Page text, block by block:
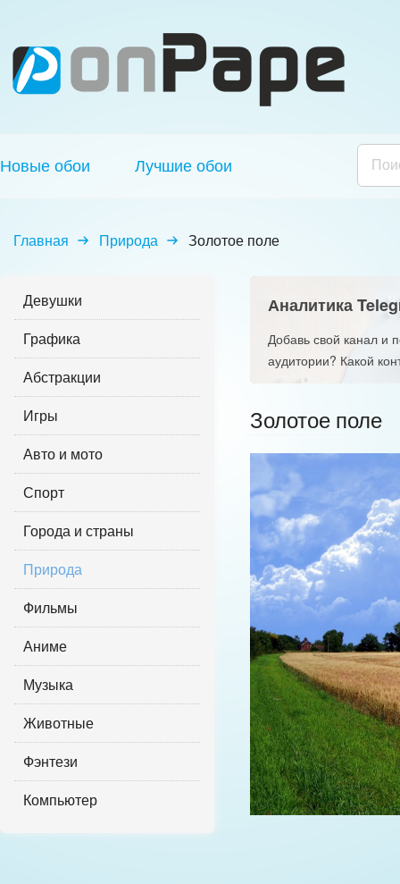
Новые обои Лучшие обои
Главная Природа Золотое поле
Девушки
Графика
Абстракции
Игры
Авто и мото
Спорт
Города и страны
Природа
Фильмы
Аниме
Музыка
Животные
Фэнтези
Компьютер
Аналитика
Добавь свой канал и
аудитории? Какой
Золотое поле